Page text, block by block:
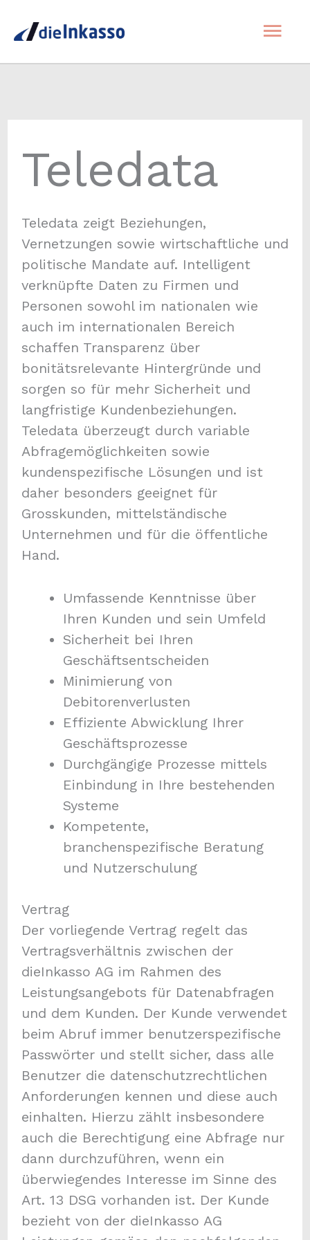
Inhalt
Teledata
Teledata zeigt Beziehungen,
Vernetzungen sowie wirtschaftliche und
politische Mandate auf. Intelligent
verknüpfte Daten zu Firmen und
Personen sowohl im nationalen wie
auch im internationalen Bereich
schaffen Transparenz über
bonitätsrelevante Hintergründe und
sorgen so für mehr Sicherheit und
langfristige Kundenbeziehungen.
Teledata überzeugt durch variable
Abfragemöglichkeiten sowie
kundenspezifische Lösungen und ist
daher besonders geeignet für
Grosskunden, mittelständische
Unternehmen und für die öffentliche
Hand.
Umfassende Kenntnisse über
Ihren Kunden und sein Umfeld
Sicherheit bei Ihren
Geschäftsentscheiden
Minimierung von
Debitorenverlusten
Effiziente Abwicklung Ihrer
Geschäftsprozesse
Durchgängige Prozesse mittels
Einbindung in Ihre bestehenden
Systeme
Kompetente,
branchenspezifische Beratung
und Nutzerschulung
Vertrag
Der vorliegende Vertrag regelt das
Vertragsverhältnis zwischen der
dieInkasso AG im Rahmen des
Leistungsangebots für Datenabfragen
und dem Kunden. Der Kunde verwendet
beim Abruf immer benutzerspezifische
Passwörter und stellt sicher, dass alle
Benutzer die datenschutzrechtlichen
Anforderungen kennen und diese auch
einhalten. Hierzu zählt insbesondere
auch die Berechtigung eine Abfrage nur
dann durchzuführen, wenn ein
überwiegendes Interesse im Sinne des
Art. 13 DSG vorhanden ist. Der Kunde
bezieht von der dieInkasso AG